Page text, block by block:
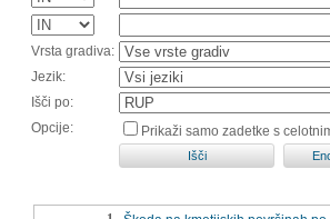
Vrsta gradiva:
Jezik:
Išči po:
Opcije:
Prikaži samo zadetke s